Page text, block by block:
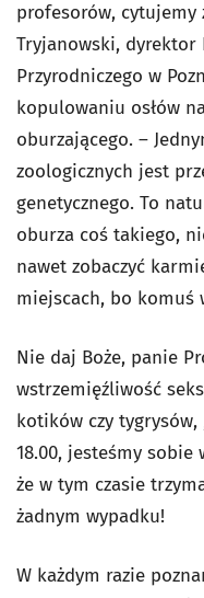
profesorów, cytujemy
Tryjanowski,
Przyrodniczego w
kopulowaniu osłów
oburzającego. –
zoologicznych jest
genetycznego. To
oburza coś takiego,
nawet zobaczyć
miejscach, bo komuś
Nie daj Boże, panie
wstrzemięźliwość
kotików czy tygrysów,
18.00, jesteśmy
że w tym czasie
żadnym wypadku!
W każdym razie